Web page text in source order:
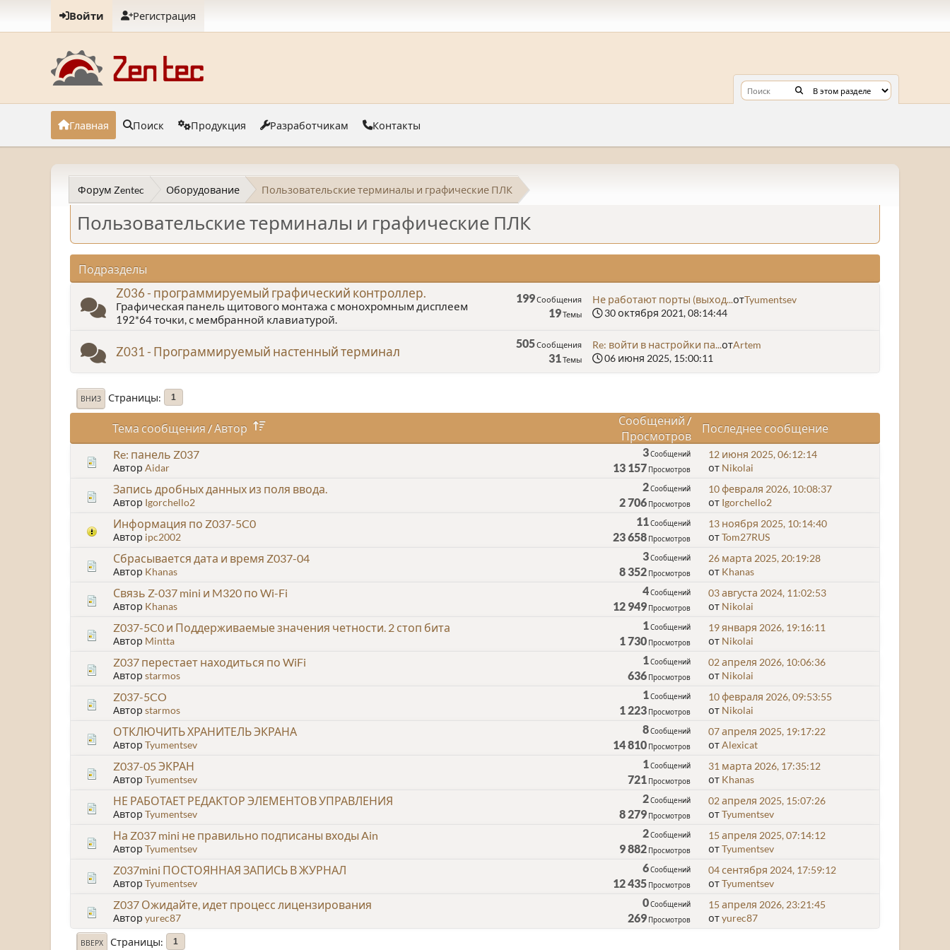
Войти Регистрация
Главная Поиск Продукция Разработчикам Контакты
Форум Zentec Оборудование Пользовательские терминалы и графические ПЛК
Пользовательские терминалы и графические ПЛК
Подразделы
Z036 - программируемый графический контроллер.
Графическая панель щитового монтажа с монохромным дисплеем
192*64 точки, с мембранной клавиатурой.
199Сообщения
19Темы
Не работают порты (выход...отTyumentsev
30 октября 2021, 08:14:44
Z031 - Программируемый настенный терминал
505Сообщения
31Темы
Re: войти в настройки па...отArtem
06 июня 2025, 15:00:11
ВНИЗ Страницы 1
Тема сообщения / Автор
Сообщений /
Просмотров
Последнее сообщение
Re: панель Z037
Автор Aidar
3Сообщений
13 157 Просмотров
12 июня 2025, 06:12:14
от Nikolai
Запись дробных данных из поля ввода.
Автор Igorchello2
2Сообщений
2 706 Просмотров
10 февраля 2026, 10:08:37
от Igorchello2
Информация по Z037-5C0
Автор ipc2002
11 Сообщений
23 658 Просмотров
13 ноября 2025, 10:14:40
отTom27RUS
Сбрасывается дата и время Z037-04
Автор Khanas
3Сообщений
8 352 Просмотров
26 марта 2025, 20:19:28
от Khanas
Связь Z-037 mini и M320 по Wi-Fi
Автор Khanas
4Сообщений
12 949 Просмотров
03 августа 2024, 11:02:53
от Nikolai
Z037-5C0 и Поддерживаемые значения четности. 2 стоп бита
Автор Mintta
1 Сообщений
1 730 Просмотров
19 января 2026, 19:16:11
от Nikolai
Z037 перестает находиться по WiFi
Автор starmos
1 Сообщений
636 Просмотров
02 апреля 2026, 10:06:36
от Nikolai
Z037-5CO
Автор starmos
1 Сообщений
1 223 Просмотров
10 февраля 2026, 09:53:55
от Nikolai
ОТКЛЮЧИТЬ ХРАНИТЕЛЬ ЭКРАНА
Автор Tyumentsev
8Сообщений
14 810 Просмотров
07 апреля 2025, 19:17:22
отAlexicat
Z037-05 ЭКРАН
Автор Tyumentsev
1 Сообщений
721 Просмотров
31 марта 2026, 17:35:12
от Khanas
НЕ РАБОТАЕТ РЕДАКТОР ЭЛЕМЕНТОВ УПРАВЛЕНИЯ
Автор Tyumentsev
2Сообщений
8 279 Просмотров
02 апреля 2025, 15:07:26
отTyumentsev
На Z037 mini не правильно подписаны входы Ain
Автор Tyumentsev
2Сообщений
9 882 Просмотров
15 апреля 2025, 07:14:12
отTyumentsev
Z037mini ПОСТОЯННАЯ ЗАПИСЬ В ЖУРНАЛ
Автор Tyumentsev
6Сообщений
12 435 Просмотров
04 сентября 2024, 17:59:12
отTyumentsev
Z037 Ожидайте, идет процесс лицензирования
Автор yurec87
0Сообщений
269 Просмотров
15 апреля 2026, 23:21:45
отyurec87
ВВЕРХ Страницы 1